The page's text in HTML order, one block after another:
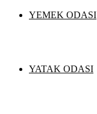
YEMEK ODASI
YATAK ODASI